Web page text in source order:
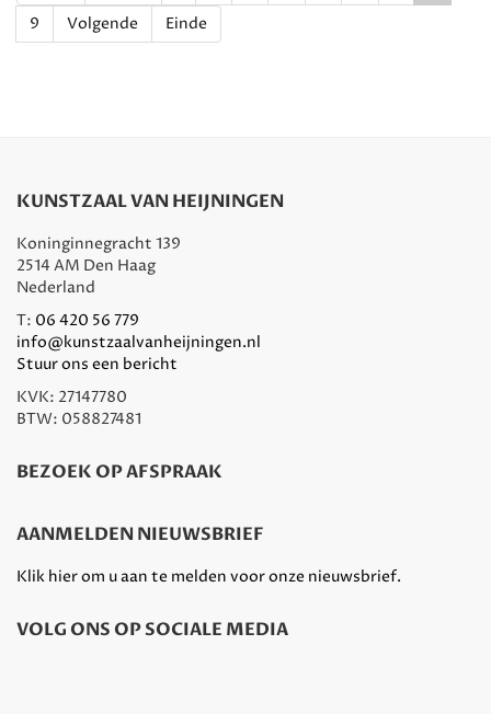
9
Volgende Einde
KUNSTZAAL VAN HEIJNINGEN
Koninginnegracht 139
2514 AM Den Haag
Nederland
T: 06 420 56 779
info@kunstzaalvanheijningen.nl
Stuur ons een bericht
KVK: 27147780
BTW: 058827481
BEZOEK OP AFSPRAAK
AANMELDEN NIEUWSBRIEF
Klik hier om u aan te melden voor onze nieuwsbrief.
VOLG ONS OP SOCIALE MEDIA